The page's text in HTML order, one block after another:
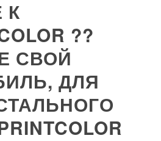
К
??
СВОЙ
ДЛЯ